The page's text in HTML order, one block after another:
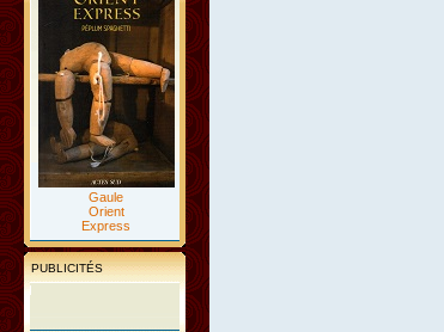
Gaule
Orient
Express
PUBLICITÉS